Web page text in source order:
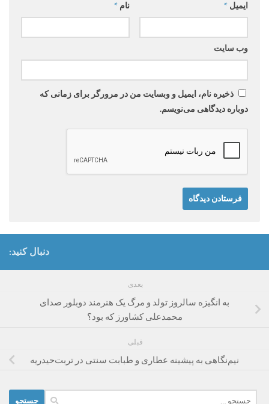
نام * ایمیل *
وب‌ سایت
ذخیره نام، ایمیل و وبسایت من در مرورگر برای زمانی که
دوباره دیدگاهی می‌نویسم.
دنبال کنید:
بعدی
به انگیزه سالروز تولد و مرگ یک هنرمند دوبلور صدای
محمدعلی کشاورز که بود؟
قبلی
نیم‌نگاهی به پیشینه عطاری و طبابت سنتی در تربت‌حیدریه